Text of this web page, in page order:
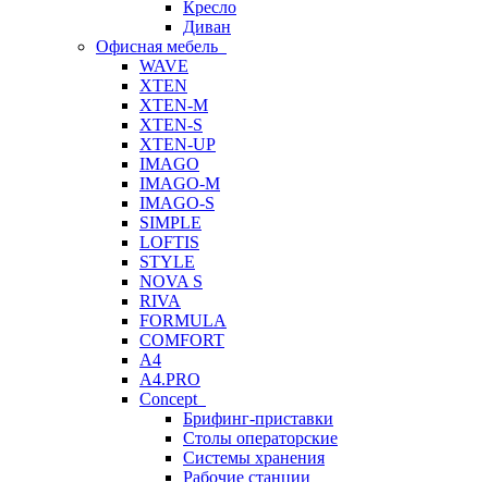
Кресло
Диван
Офисная мебель
WAVE
XTEN
XTEN-M
XTEN-S
XTEN-UP
IMAGO
IMAGO-M
IMAGO-S
SIMPLE
LOFTIS
STYLE
NOVA S
RIVA
FORMULA
COMFORT
A4
A4.PRO
Concept
Брифинг-приставки
Столы операторские
Системы хранения
Рабочие станции